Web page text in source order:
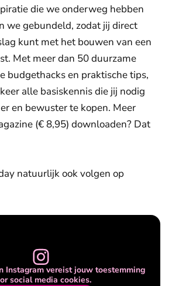
die we onderweg hebben
we gebundeld, zodat jij direct
kunt met het bouwen van een
Met meer dan 50 duurzame
budgethacks en praktische tips,
alle basiskennis die jij nodig
en bewuster te kopen. Meer
(€ 8,95) downloaden? Dat
natuurlijk ook volgen op
Instagram vereist jouw toestemming
social media cookies.